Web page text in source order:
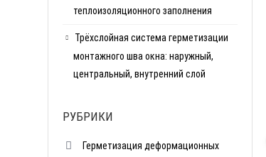
теплоизоляционного заполнения
Трёхслойная система герметизации
монтажного шва окна: наружный,
центральный, внутренний слой
РУБРИКИ
Герметизация деформационных